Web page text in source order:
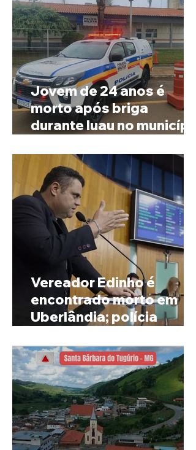
Jovem de 24 anos é
morto após briga
durante luau no município
Vereador Edinho é
encontrado morto em
Uberlândia; polícia